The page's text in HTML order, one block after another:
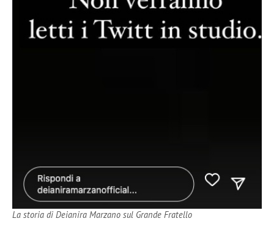
La storia di Deianira Marzano sul Grande Fratello